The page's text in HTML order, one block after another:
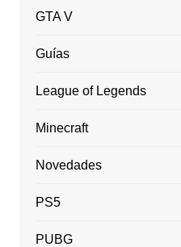
GTA V
Guías
League of Legends
Minecraft
Novedades
PS5
PUBG